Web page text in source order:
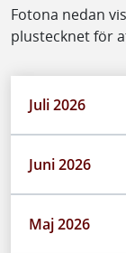
Fotona nedan
plustecknet för
Juli 2026
Juni 2026
Maj 2026